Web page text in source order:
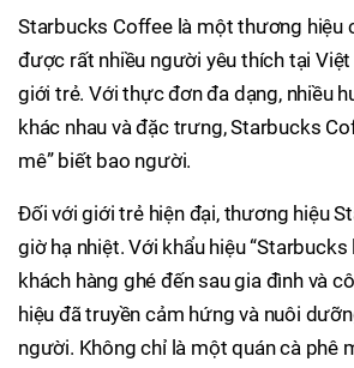
Starbucks Coffee là một thương hiệu
được rất nhiều người yêu thích tại
giới trẻ. Với thực đơn đa dạng, nhiều
khác nhau và đặc trưng, Starbucks
mê” biết bao người.
Đối với giới trẻ hiện đại, thương hiệu
giờ hạ nhiệt. Với khẩu hiệu
khách hàng ghé đến sau gia đình và
hiệu đã truyền cảm hứng và nuôi
người. Không chỉ là một quán cà phê